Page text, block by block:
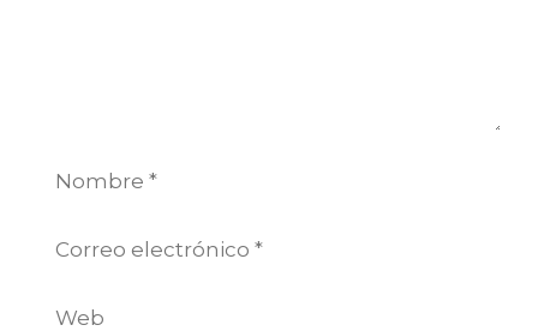
Nombre
Correo
Web